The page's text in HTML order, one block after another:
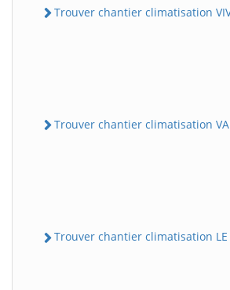
Trouver chantier climatisation
Trouver chantier climatisation
Trouver chantier climatisation LE